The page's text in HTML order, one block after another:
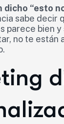
dicho “esto
sabe decir
parece bien
no te están